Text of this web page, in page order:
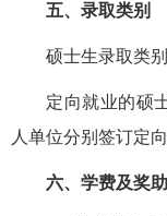
五、录取类别
硕士生录取类
定向就业的硕
人单位分别签订定
六、学费及奖